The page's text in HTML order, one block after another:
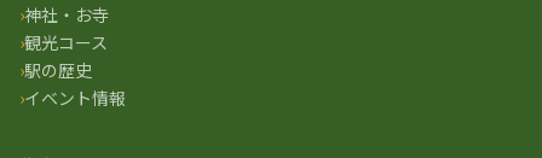
神社・お寺
観光コース
駅の歴史
イベント情報